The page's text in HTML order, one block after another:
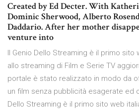
Created by Ed Decter. With
Dominic Sherwood, Alberto
Daddario. After her mother
venture into
Il Genio Dello Streaming è il primo
allo streaming di Film e Serie TV
portale è stato realizzato in modo da
un film senza pubblicità esagerate ed
Dello Streaming è il primo sito web